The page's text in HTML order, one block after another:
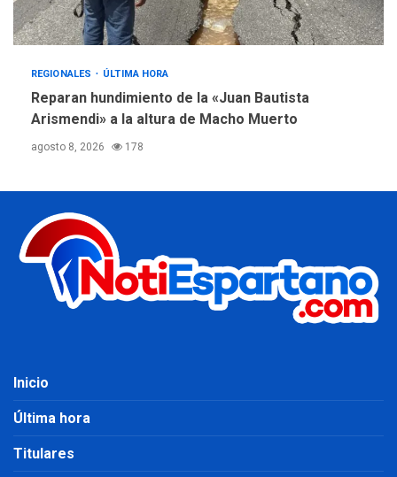
REGIONALES ÚLTIMA HORA
Reparan hundimiento de la «Juan Bautista
Arismendi» a la altura de Macho Muerto
agosto 8, 2026 178
Inicio
Última hora
Titulares